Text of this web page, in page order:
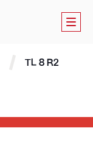
TL 8 R2